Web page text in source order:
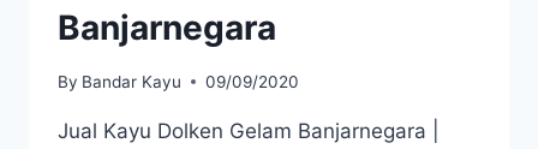
Banjarnegara
By Bandar Kayu 09/09/2020
Jual Kayu Dolken Gelam Banjarnegara |